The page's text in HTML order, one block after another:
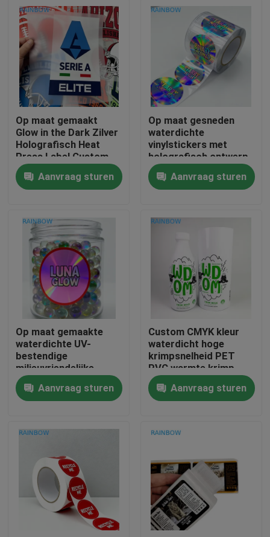
Huis
Producten
Over ons
Neem contact met ons op
Nieuws
Gevallen
Plastic Zakken Verpakking
Snackzak Verpakking
Spuitenzak Verpakking
Op maat gemaakt
Glow in the Dark Zilver
Holografisch Heat
Press Label Custom
Patroon Heat Transfer
Kledingsticker
Aanvraag sturen
Op maat gesneden
waterdichte
vinylstickers met
holografisch ontwerp
OEM-branding
Kleeflabels voor
cadeautjes en
Aanvraag sturen
Op maat gemaakte
waterdichte UV-
bestendige
milieuvriendelijke
matte holografische
barcode zelfklevende
vinylstickers voor
industrie
Aanvraag sturen
Custom CMYK kleur
waterdicht hoge
krimpsnelheid PET
PVC warmte krimp
wrap labels voor
glazen flessen
Aanvraag sturen